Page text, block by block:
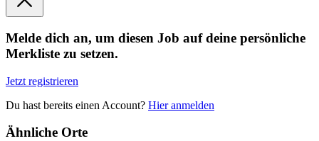
Melde dich an, um diesen Job auf deine persönliche
Merkliste zu setzen.
Jetzt registrieren
Du hast bereits einen Account? Hier anmelden
Ähnliche Orte